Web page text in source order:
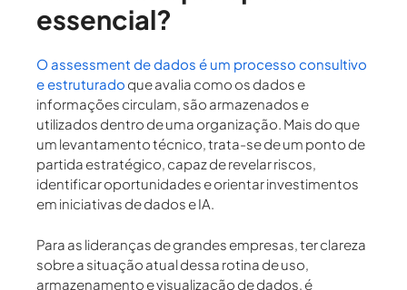
essencial?
O assessment de dados é um processo consultivo
e estruturado que avalia como os dados e
informações circulam, são armazenados e
utilizados dentro de uma organização. Mais do que
um levantamento técnico, trata-se de um ponto de
partida estratégico, capaz de revelar riscos,
identificar oportunidades e orientar investimentos
em iniciativas de dados e IA.
Para as lideranças de grandes empresas, ter clareza
sobre a situação atual dessa rotina de uso,
armazenamento e visualização de dados, é